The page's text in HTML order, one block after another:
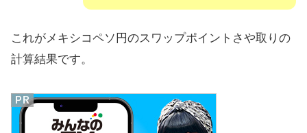
これがメキシコペソ円のスワップポイントさや取りの
計算結果です。